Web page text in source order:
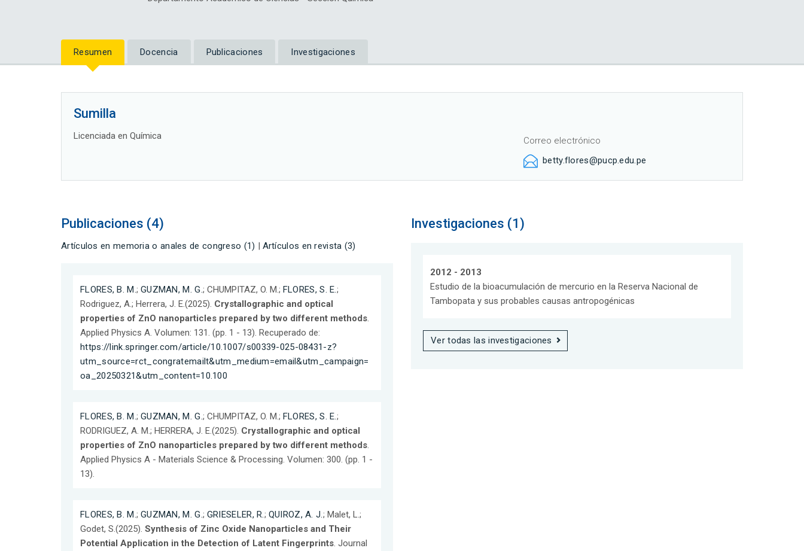
Resumen Docencia Publicaciones Investigaciones
Sumilla
Licenciada en Química
Correo electrónico
betty.flores@pucp.edu.pe
Publicaciones (4)
Artículos en memoria o anales de congreso (1) | Artículos en revista (3)
FLORES, B. M. ; GUZMAN, M. G. ; CHUMPITAZ, O. M.; FLORES, S. E. ;
Rodriguez, A.; Herrera, J. E.(2025). Crystallographic and optical
properties of ZnO nanoparticles prepared by two different methods
Applied Physics A. Volumen: 131. (pp. 1 - 13). Recuperado de:
https://link.springer.com/article/10.1007/s00339-025-08431-z?
utm_source=rct_congratemailt&utm_medium=email&utm_campaign=
oa_20250321&utm_content=10.100
FLORES, B. M. ; GUZMAN, M. G. ; CHUMPITAZ, O. M.; FLORES, S. E. ;
RODRIGUEZ, A. M.; HERRERA, J. E.(2025). Crystallographic and optical
properties of ZnO nanoparticles prepared by two different methods
Applied Physics A - Materials Science & Processing. Volumen: 300. (pp. 1 -
13).
FLORES, B. M. ; GUZMAN, M. G. ; GRIESELER, R. ; QUIROZ, A. J. ; Malet, L.;
Godet, S.(2025). Synthesis of Zinc Oxide Nanoparticles and Their
Potential Application in the Detection of Latent Fingerprints . Journal
Investigaciones (1)
2012 - 2013
Estudio de la bioacumulación de mercurio en la Reserva Nacional de
Tambopata y sus probables causas antropogénicas
Ver todas las investigaciones